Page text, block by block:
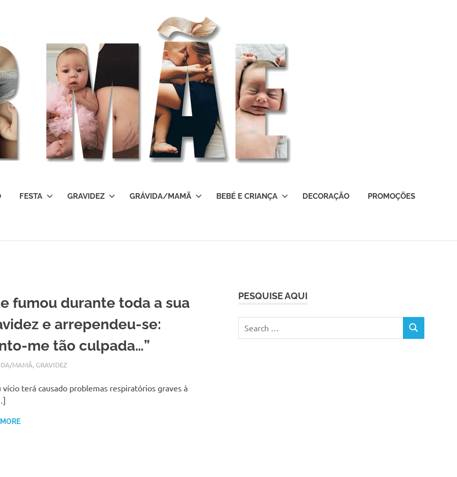
FESTA GRAVIDEZ GRÁVIDA/MAMÃ BEBÉ E CRIANÇA DECORAÇÃO PROMOÇÕES
fumou durante toda a sua
e arrependeu-se:
me tão culpada…”
4, 2017
MAMÃ, GRAVIDEZ
vício terá causado problemas respiratórios graves à
PESQUISE AQUI
for:
SEARCH